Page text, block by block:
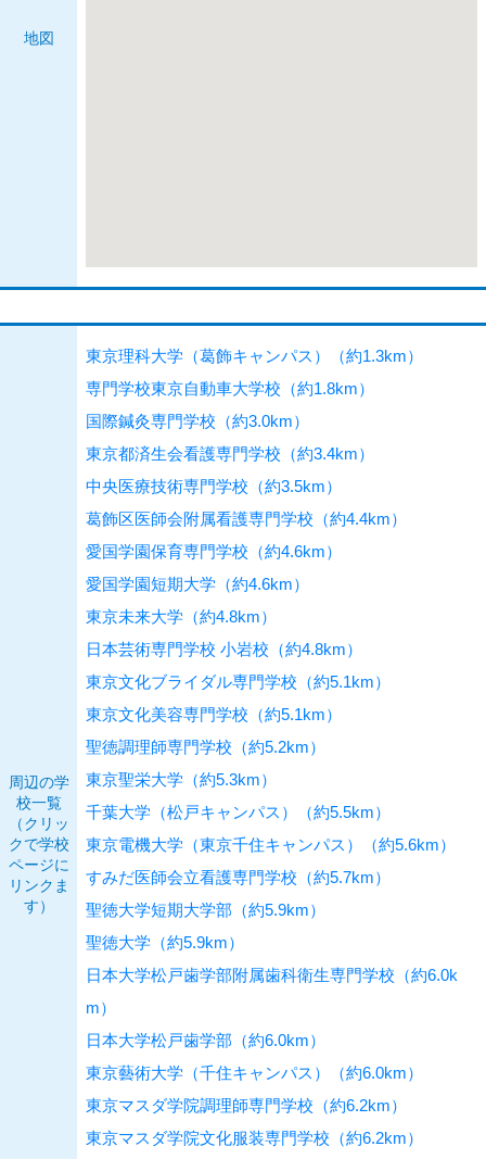
地図
周辺の学
校一覧
（クリッ
クで学校
ページに
リンクま
す）
東京理科大学（葛飾キャンパス）（約1.3km）
専門学校東京自動車大学校（約1.8km）
国際鍼灸専門学校（約3.0km）
東京都済生会看護専門学校（約3.4km）
中央医療技術専門学校（約3.5km）
葛飾区医師会附属看護専門学校（約4.4km）
愛国学園保育専門学校（約4.6km）
愛国学園短期大学（約4.6km）
東京未来大学（約4.8km）
日本芸術専門学校 小岩校（約4.8km）
東京文化ブライダル専門学校（約5.1km）
東京文化美容専門学校（約5.1km）
聖徳調理師専門学校（約5.2km）
東京聖栄大学（約5.3km）
千葉大学（松戸キャンパス）（約5.5km）
東京電機大学（東京千住キャンパス）（約5.6km）
すみだ医師会立看護専門学校（約5.7km）
聖徳大学短期大学部（約5.9km）
聖徳大学（約5.9km）
日本大学松戸歯学部附属歯科衛生専門学校（約6.0k
m）
日本大学松戸歯学部（約6.0km）
東京藝術大学（千住キャンパス）（約6.0km）
東京マスダ学院調理師専門学校（約6.2km）
東京マスダ学院文化服装専門学校（約6.2km）